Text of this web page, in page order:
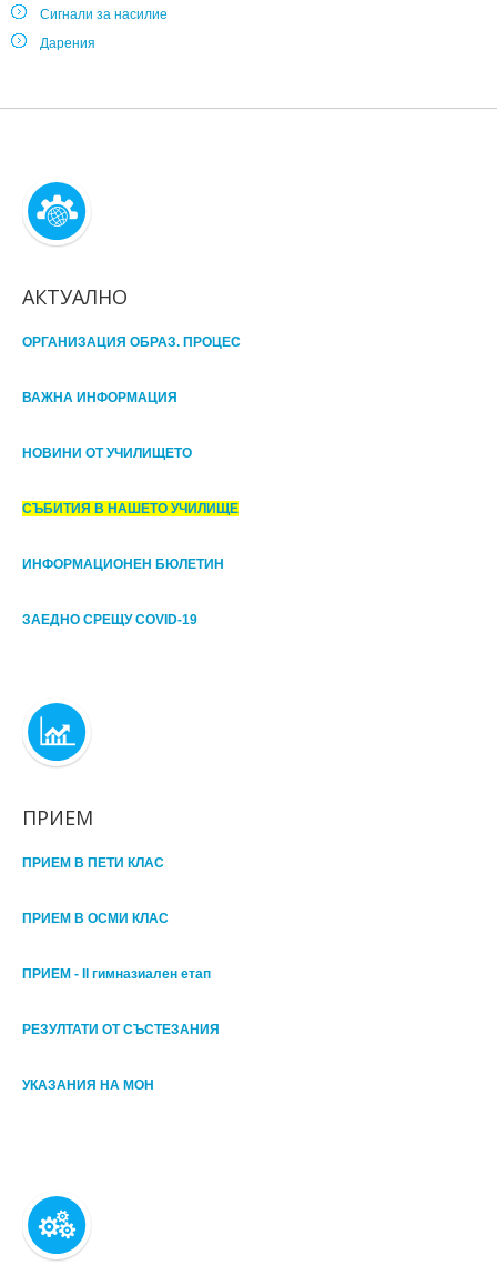
Сигнали за насилие
Дарения
АКТУАЛНО
ОРГАНИЗАЦИЯ ОБРАЗ. ПРОЦЕС
ВАЖНА ИНФОРМАЦИЯ
НОВИНИ ОТ УЧИЛИЩЕТО
СЪБИТИЯ В НАШЕТО УЧИЛИЩЕ
ИНФОРМАЦИОНЕН БЮЛЕТИН
ЗАЕДНО СРЕЩУ COVID-19
ПРИЕМ
ПРИЕМ В ПЕТИ КЛАС
ПРИЕМ В ОСМИ КЛАС
ПРИЕМ - II гимназиален етап
РЕЗУЛТАТИ ОТ СЪСТЕЗАНИЯ
УКАЗАНИЯ НА МОН